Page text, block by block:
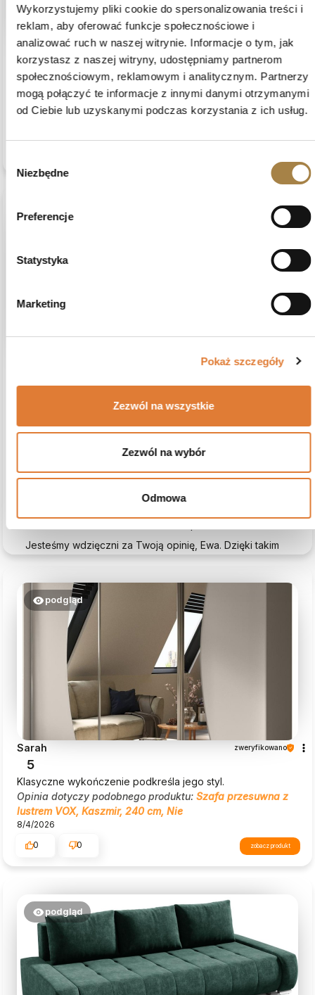
Wykorzystujemy pliki cookie do spersonalizowania treści i
reklam, aby oferować funkcje społecznościowe i
analizować ruch w naszej witrynie. Informacje o tym, jak
korzystasz z naszej witryny, udostępniamy partnerom
społecznościowym, reklamowym i analitycznym. Partnerzy
mogą połączyć te informacje z innymi danymi otrzymanymi
od Ciebie lub uzyskanymi podczas korzystania z ich usług.
zgody
Niezbędne
Preferencje
Statystyka
Marketing
Pokaż szczegóły
Zezwól na wszystkie
Zezwól na wybór
Odmowa
Manfred zweryfikowano
5
Dobra cena i terminowa dostawa. Świetnie
Opinia dotyczy podobnego produktu:
Okrągły rozkładany
stół z metalowymi nogami LUMI, Dąb artisan + Czarny
Jesteśmy wdzięczni za Twoją opinię, Ewa. Dzięki takim
komentarzom jak Twój, Beautysofa24 nieustannie się
podgląd
zweryfikowano
5
Solidny mebel, wysokie siedzisko, odpowiednie dla osób
mających problemy z siadaniem i wstawaniem
Opinia dotyczy podobnego produktu:Fotel uszak
LEONARDO (Kolor obicia: ciemny szary (Aston 17) - Kolor
nóżek: Wenge (ciemny brąz))
7/14/2026
podgląd
Sarah zweryfikowano
5
Klasyczne wykończenie podkreśla jego styl.
Opinia dotyczy podobnego produktu: Szafa przesuwna z
lustrem VOX, Kaszmir, 240 cm, Nie
8/4/2026
0
0 zobacz produkt
podgląd